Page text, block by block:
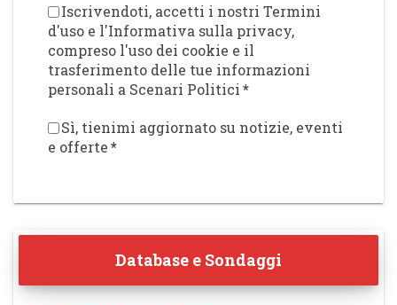
Iscrivendoti, accetti i nostri Termini
d'uso e l'Informativa sulla privacy,
compreso l'uso dei cookie e il
trasferimento delle tue informazioni
personali a Scenari Politici*
Sì, tienimi aggiornato su notizie, eventi
e offerte*
Database e Sondaggi